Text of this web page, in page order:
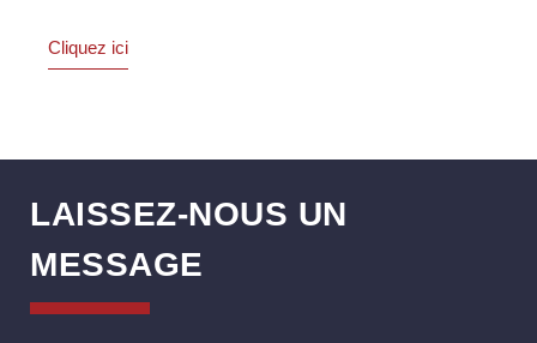
Cliquez ici
LAISSEZ-NOUS UN
MESSAGE